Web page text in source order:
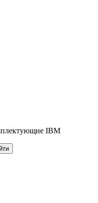
IBM